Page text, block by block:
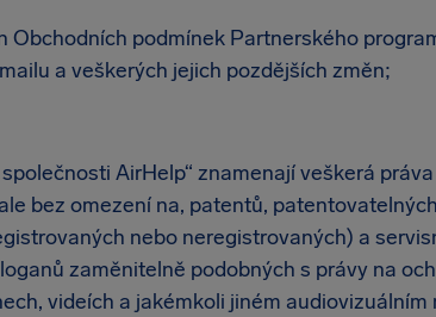
Obchodních podmínek Partnerského
a veškerých jejich pozdějších změn;
AirHelp“ znamenají veškerá
bez omezení na, patentů,
nebo neregistrovaných) a
zaměnitelně podobných s právy na
videích a jakémkoli jiném audiovizuálním